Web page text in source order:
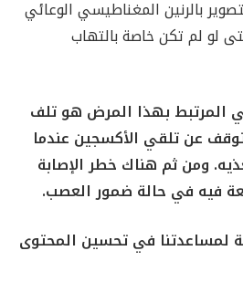
بالرنين المغناطيسي الوعائي
لو لم تكن خاصة بالتهاب
المرتبط بهذا المرض هو تلف
عن تلقي الأكسجين عندما
ومن ثم هناك خطر الإصابة
فيه في حالة ضمور العصب.
لمساعدتنا في تحسين المحتوى